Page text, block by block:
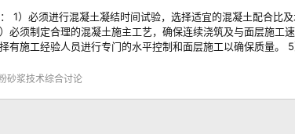
1）必须进行混凝土凝结时间试验，选择适宜的混凝土配合比
须制定合理的混凝土施主工艺，确保连续浇筑及与面层施工
施工经验人员进行专门的水平控制和面层施工以确保质量。
砂浆技术综合讨论